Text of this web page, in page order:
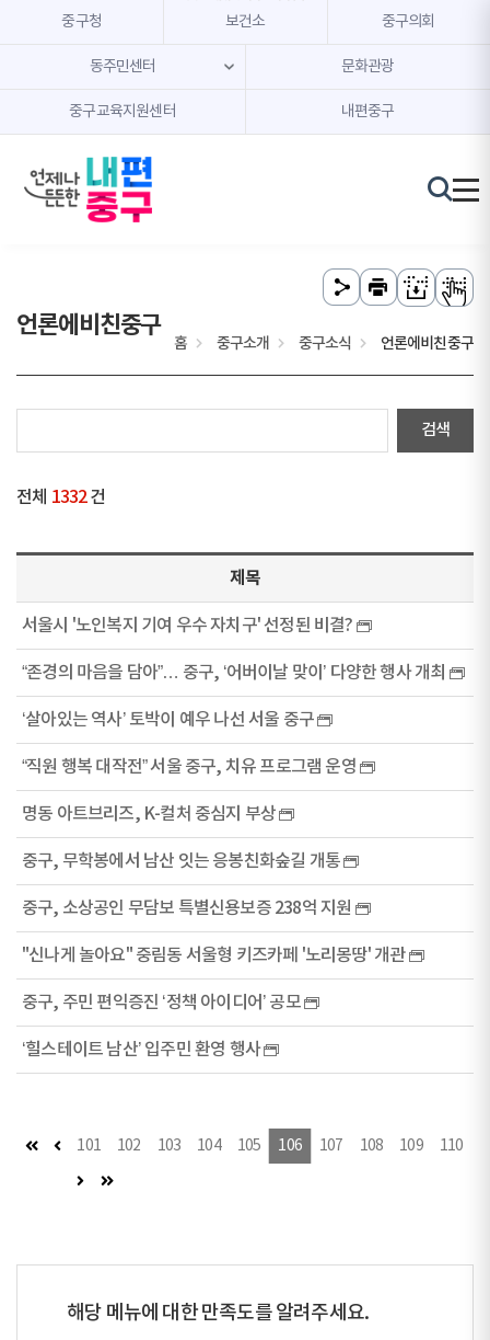
본문 내용 바로가기
주메뉴 바로가기
중구청 보건소 중구의회
동주민센터 문화관광
중구교육지원센터 내편중구
언론에비친중구
홈 중구소개 중구소식 언론에비친중구
전체 1332건
제목
서울시 '노인복지 기여 우수 자치구' 선정된 비결?
“존경의 마음을 담아”… 중구, ‘어버이날 맞이’ 다양한 행사 개최
‘살아있는 역사’ 토박이 예우 나선 서울 중구
“직원 행복 대작전” 서울 중구, 치유 프로그램 운영
명동 아트브리즈, K-컬처 중심지 부상
중구, 무학봉에서 남산 잇는 응봉친화숲길 개통
중구, 소상공인 무담보 특별신용보증 238억 지원
"신나게 놀아요" 중림동 서울형 키즈카페 '노리몽땅' 개관
중구, 주민 편익증진 ‘정책 아이디어’ 공모
‘힐스테이트 남산’ 입주민 환영 행사
첫 페이지
이전 페이지
101 102 103 104 105 106 107 108 109
110
다음 페이지마지막 페이지
해당 메뉴에 대한 만족도를 알려주세요.